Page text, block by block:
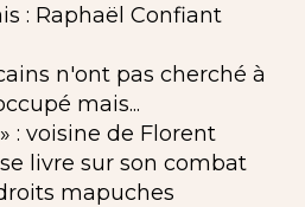
: Raphaël Confiant
n'ont pas cherché à
mais...
: voisine de Florent
livre sur son combat
mapuches